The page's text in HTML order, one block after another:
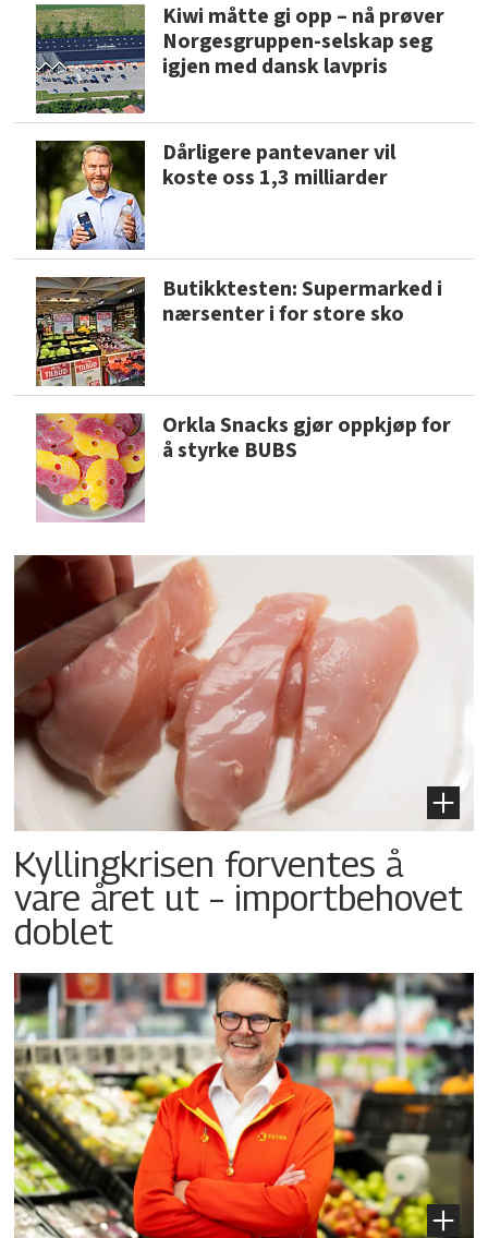
Kiwi måtte gi opp – nå prøver
Norgesgruppen-selskap seg
igjen med dansk lavpris
Dårligere pantevaner vil
koste oss 1,3 milliarder
Butikktesten: Supermarked i
nærsenter i for store sko
Orkla Snacks gjør oppkjøp for
å styrke BUBS
Kyllingkrisen forventes å
vare året ut – importbehovet
doblet